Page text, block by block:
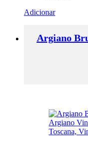
Adicionar
Argiano